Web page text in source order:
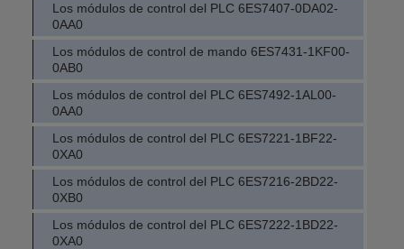
Los módulos de control del PLC 6ES7407-0DA02-
0AA0
Los módulos de control de mando 6ES7431-1KF00-
0AB0
Los módulos de control del PLC 6ES7492-1AL00-
0AA0
Los módulos de control del PLC 6ES7221-1BF22-
0XA0
Los módulos de control del PLC 6ES7216-2BD22-
0XB0
Los módulos de control del PLC 6ES7222-1BD22-
0XA0